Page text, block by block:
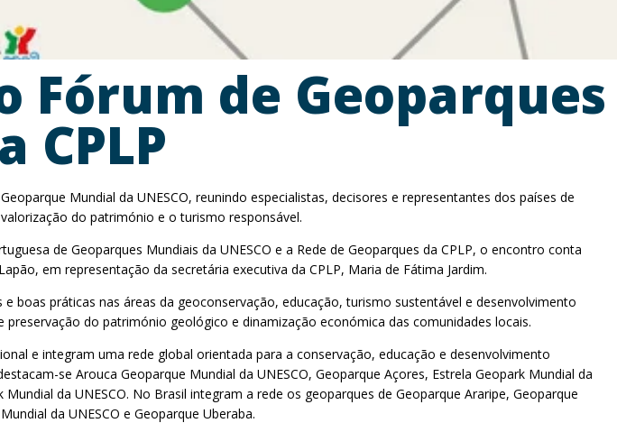
de Geoparques
CPLP
Mundial da UNESCO, reunindo especialistas, decisores e representantes dos países de
do património e o turismo responsável.
de Geoparques Mundiais da UNESCO e a Rede de Geoparques da CPLP, o encontro conta
em representação da secretária executiva da CPLP, Maria de Fátima Jardim.
práticas nas áreas da geoconservação, educação, turismo sustentável e desenvolvimento
do património geológico e dinamização económica das comunidades locais.
e integram uma rede global orientada para a conservação, educação e desenvolvimento
se Arouca Geoparque Mundial da UNESCO, Geoparque Açores, Estrela Geopark Mundial da
da UNESCO. No Brasil integram a rede os geoparques de Geoparque Araripe, Geoparque
da UNESCO e Geoparque Uberaba.